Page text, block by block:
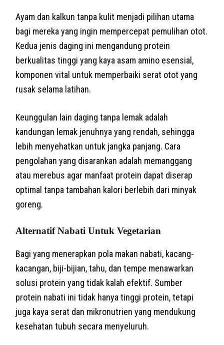
Ayam dan kalkun tanpa kulit menjadi pilihan utama
bagi mereka yang ingin mempercepat pemulihan otot.
Kedua jenis daging ini mengandung protein
berkualitas tinggi yang kaya asam amino esensial,
komponen vital untuk memperbaiki serat otot yang
rusak selama latihan.
Keunggulan lain daging tanpa lemak adalah
kandungan lemak jenuhnya yang rendah, sehingga
lebih menyehatkan untuk jangka panjang. Cara
pengolahan yang disarankan adalah memanggang
atau merebus agar manfaat protein dapat diserap
optimal tanpa tambahan kalori berlebih dari minyak
goreng.
Alternatif Nabati Untuk Vegetarian
Bagi yang menerapkan pola makan nabati, kacang-
kacangan, biji-bijian, tahu, dan tempe menawarkan
solusi protein yang tidak kalah efektif. Sumber
protein nabati ini tidak hanya tinggi protein, tetapi
juga kaya serat dan mikronutrien yang mendukung
kesehatan tubuh secara menyeluruh.